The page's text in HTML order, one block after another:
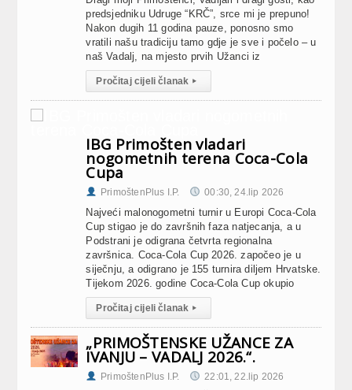
predsjedniku Udruge “KRČ”, srce mi je prepuno!
Nakon dugih 11 godina pauze, ponosno smo
vratili našu tradiciju tamo gdje je sve i počelo – u
naš Vadalj, na mjesto prvih Užanci iz
Pročitaj cijeli članak ▸
IBG Primošten vladari
nogometnih terena Coca-Cola
Cupa
PrimoštenPlus I.P. 00:30, 24.lip 2026
Najveći malonogometni turnir u Europi Coca-Cola
Cup stigao je do završnih faza natjecanja, a u
Podstrani je odigrana četvrta regionalna
završnica. Coca-Cola Cup 2026. započeo je u
siječnju, a odigrano je 155 turnira diljem Hrvatske.
Tijekom 2026. godine Coca-Cola Cup okupio
Pročitaj cijeli članak ▸
„PRIMOŠTENSKE UŽANCE ZA
IVANJU – VADALJ 2026.“.
PrimoštenPlus I.P. 22:01, 22.lip 2026